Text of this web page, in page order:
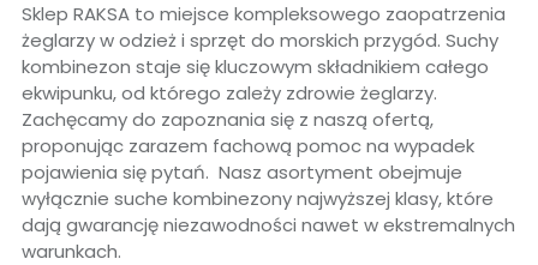
Sklep RAKSA to miejsce kompleksowego zaopatrzenia
żeglarzy w odzież i sprzęt do morskich przygód. Suchy
kombinezon staje się kluczowym składnikiem całego
ekwipunku, od którego zależy zdrowie żeglarzy.
Zachęcamy do zapoznania się z naszą ofertą,
proponując zarazem fachową pomoc na wypadek
pojawienia się pytań. Nasz asortyment obejmuje
wyłącznie suche kombinezony najwyższej klasy, które
dają gwarancję niezawodności nawet w ekstremalnych
warunkach.